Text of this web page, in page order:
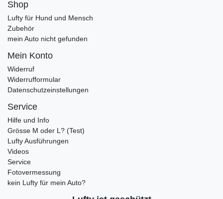
Shop
Lufty für Hund und Mensch
Zubehör
mein Auto nicht gefunden
Mein Konto
Widerruf
Widerrufformular
Datenschutzeinstellungen
Service
Hilfe und Info
Grösse M oder L? (Test)
Lufty Ausführungen
Videos
Service
Fotovermessung
kein Lufty für mein Auto?